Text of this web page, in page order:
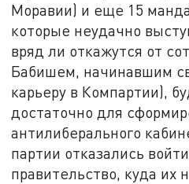
Моравии) и еще 15
которые неудачно
вряд ли откажутся от
Бабишем, начинавшим
карьеру в Компартии),
достаточно для
антилиберального
партии отказались
правительство, куда их